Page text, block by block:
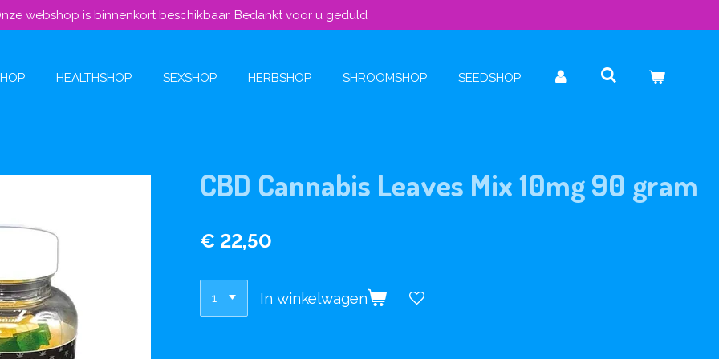
webshop is binnenkort beschikbaar. Bedankt voor u geduld
HEALTHSHOP SEXSHOP HERBSHOP SHROOMSHOP SEEDSHOP
CBD Cannabis Leaves Mix 10mg 90 gram
€ 22,50
In winkelwagen